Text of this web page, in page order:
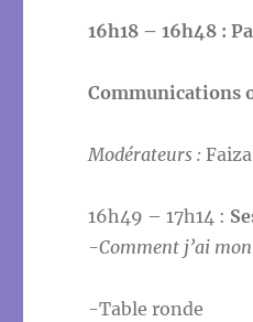
16h18 – 16h48 :
Communications
Modérateurs :
16h49 – 17h14 :
-Comment j’ai
-Table ronde